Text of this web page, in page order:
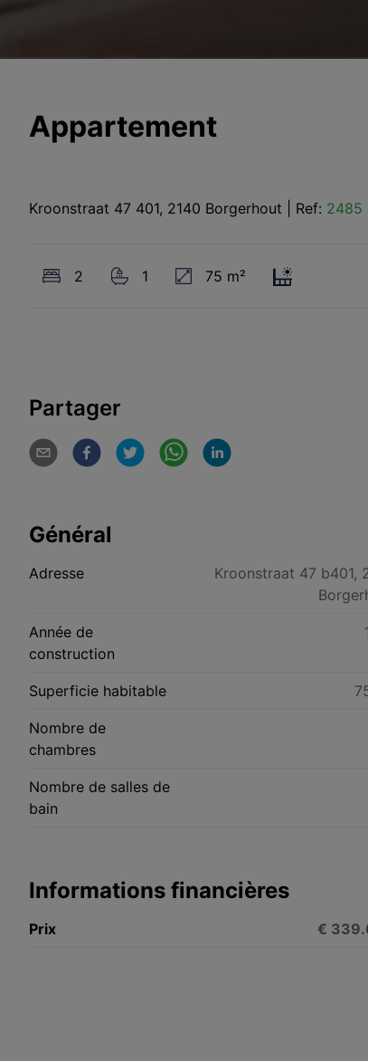
Appartement
Kroonstraat 47 401, 2140 Borgerhout Ref: 2485
2 1 75 m²
Partager
Général
Adresse
Kroonstraat 47 b401,
Année de
construction
Superficie habitable
Nombre de
chambres
Nombre de salles de
bain
Informations financières
Prix €